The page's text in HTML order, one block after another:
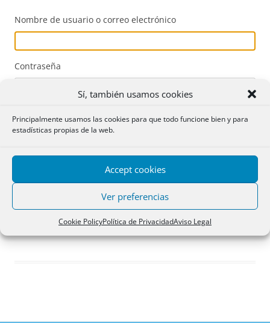
Sí, también usamos cookies
Principalmente usamos las cookies para que todo funcione bien y para
estadísticas propias de la web.
Accept cookies
Ver preferencias
Cookie PolicyPolítica de PrivacidadAviso Legal
Nombre de usuario o correo electrónico
Contraseña
Acceder
Registro
¿Has olvidado tu contraseña?